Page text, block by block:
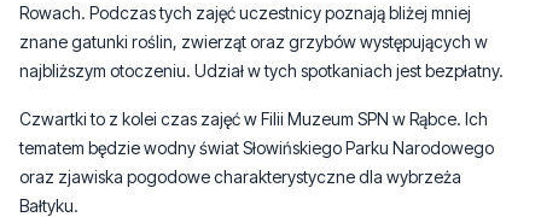
Rowach. Podczas tych zajęć uczestnicy poznają bliżej mniej
znane gatunki roślin, zwierząt oraz grzybów występujących w
najbliższym otoczeniu. Udział w tych spotkaniach jest bezpłatny.
Czwartki to z kolei czas zajęć w Filii Muzeum SPN w Rąbce. Ich
tematem będzie wodny świat Słowińskiego Parku Narodowego
oraz zjawiska pogodowe charakterystyczne dla wybrzeża
Bałtyku.